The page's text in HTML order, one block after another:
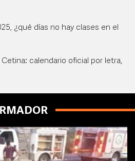
¿qué días no hay clases en el
calendario oficial por letra,